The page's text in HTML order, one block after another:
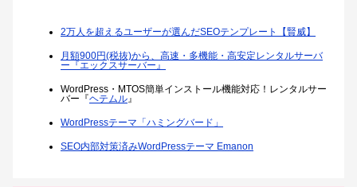
2万人を超えるユーザーが選んだSEOテンプレート【賢威】
月額900円(税抜)から、高速・多機能・高安定レンタルサーバ
ー『エックスサーバー』
WordPress・MTOS簡単インストール機能対応！レンタルサー
バー『ヘテムル』
WordPressテーマ「ハミングバード」
SEO内部対策済みWordPressテーマ Emanon